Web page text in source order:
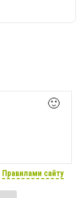
🙂
Правилами сайту